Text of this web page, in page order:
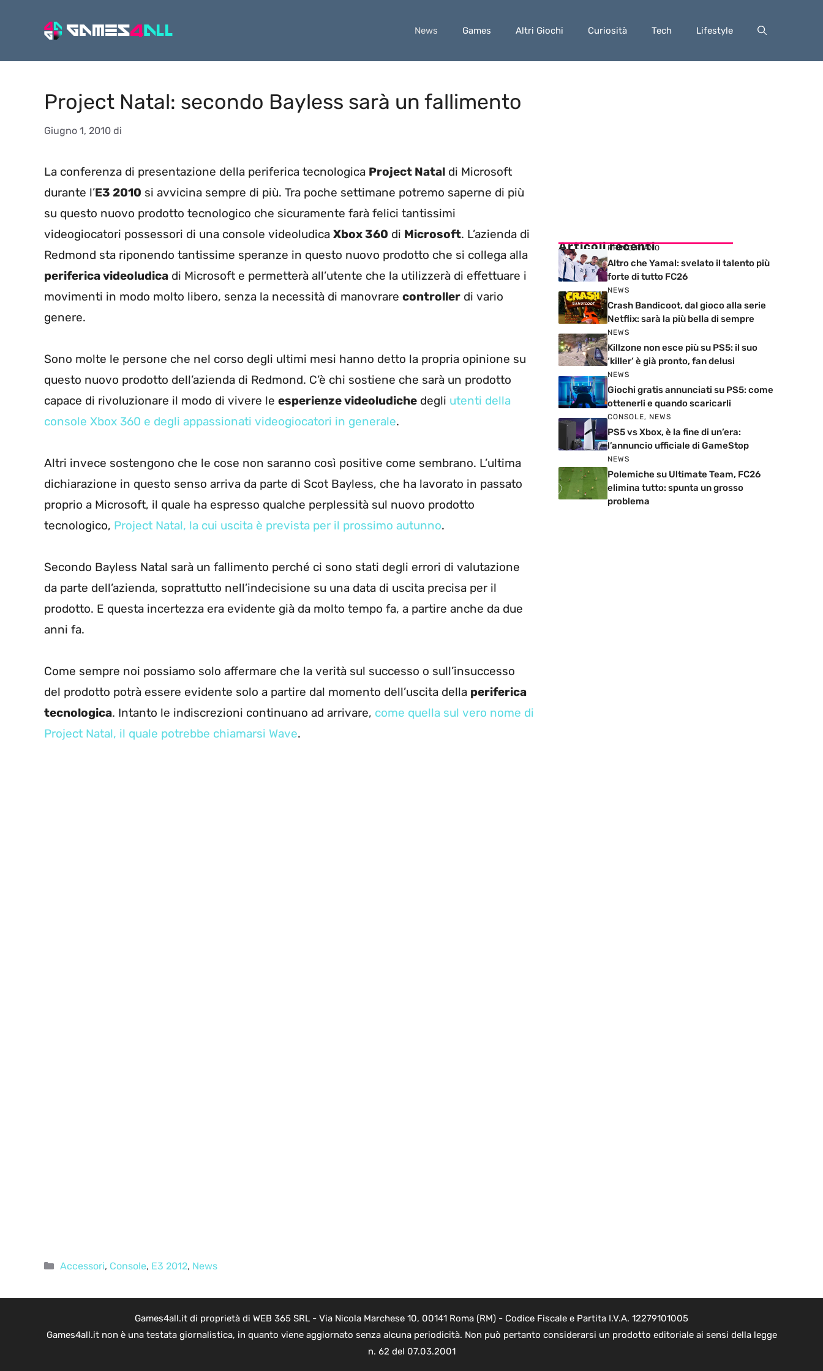
News Games Altri Giochi Curiosità Tech Lifestyle
Project Natal: secondo Bayless sarà un fallimento
Giugno 1, 2010 di
La conferenza di presentazione della periferica tecnologica Project Natal di Microsoft
durante l’E3 2010 si avvicina sempre di più. Tra poche settimane potremo saperne di più
su questo nuovo prodotto tecnologico che sicuramente farà felici tantissimi
videogiocatori possessori di una console videoludica Xbox 360 di Microsoft. L’azienda di
Redmond sta riponendo tantissime speranze in questo nuovo prodotto che si collega alla
periferica videoludica di Microsoft e permetterà all’utente che la utilizzerà di effettuare i
movimenti in modo molto libero, senza la necessità di manovrare controller di vario
genere.
Sono molte le persone che nel corso degli ultimi mesi hanno detto la propria opinione su
questo nuovo prodotto dell’azienda di Redmond. C’è chi sostiene che sarà un prodotto
capace di rivoluzionare il modo di vivere le esperienze videoludiche degli utenti della
console Xbox 360 e degli appassionati videogiocatori in generale.
Altri invece sostengono che le cose non saranno così positive come sembrano. L’ultima
dichiarazione in questo senso arriva da parte di Scot Bayless, che ha lavorato in passato
proprio a Microsoft, il quale ha espresso qualche perplessità sul nuovo prodotto
tecnologico, Project Natal, la cui uscita è prevista per il prossimo autunno.
Secondo Bayless Natal sarà un fallimento perché ci sono stati degli errori di valutazione
da parte dell’azienda, soprattutto nell’indecisione su una data di uscita precisa per il
prodotto. E questa incertezza era evidente già da molto tempo fa, a partire anche da due
anni fa.
Come sempre noi possiamo solo affermare che la verità sul successo o sull’insuccesso
del prodotto potrà essere evidente solo a partire dal momento dell’uscita della periferica
tecnologica. Intanto le indiscrezioni continuano ad arrivare, come quella sul vero nome di
Project Natal, il quale potrebbe chiamarsi Wave.
Categorie
Accessori, Console, E3 2012, News
Articoli recenti
PRIMO PIANO
Altro che Yamal: svelato il talento più
forte di tutto FC26
NEWS
Crash Bandicoot, dal gioco alla serie
Netflix: sarà la più bella di sempre
NEWS
Killzone non esce più su PS5: il suo
‘killer’ è già pronto, fan delusi
NEWS
Giochi gratis annunciati su PS5: come
ottenerli e quando scaricarli
CONSOLE, NEWS
PS5 vs Xbox, è la fine di un’era:
l’annuncio ufficiale di GameStop
NEWS
Polemiche su Ultimate Team, FC26
elimina tutto: spunta un grosso
problema
Games4all.it di proprietà di WEB 365 SRL - Via Nicola Marchese 10, 00141 Roma (RM) - Codice Fiscale e Partita I.V.A. 12279101005
Games4all.it non è una testata giornalistica, in quanto viene aggiornato senza alcuna periodicità. Non può pertanto considerarsi un prodotto editoriale ai sensi della legge
n. 62 del 07.03.2001